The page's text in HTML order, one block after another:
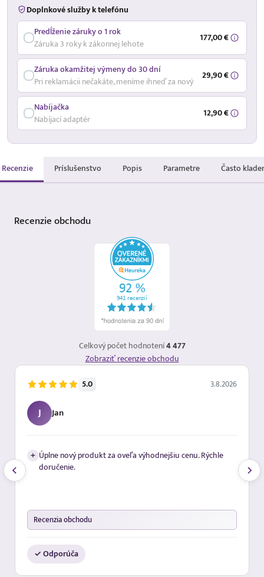
Doplnkové služby k telefónu
Predĺženie záruky o 1 rok
Záruka 3 roky k zákonnej lehote
177,00 €
Záruka okamžitej výmeny do 30 dní
Pri reklamácii nečakáte, meníme ihneď za nový
29,90 €
Nabíjačka
Nabíjací adaptér
12,90 €
Recenzie Príslušenstvo Popis Parametre Často
Recenzieobchodu
Celkový počet hodnotení4 477
Zobraziť recenzie obchodu
5.0 3.8.2026
J Jan
+ Úplne nový produkt za oveľa výhodnejšiu cenu. Rýchle
doručenie.
Recenzia obchodu
✓ Odporúča